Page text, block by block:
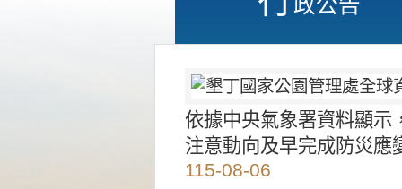
依據中央氣象署資料顯示
注意動向及早完成防災應
115-08-06